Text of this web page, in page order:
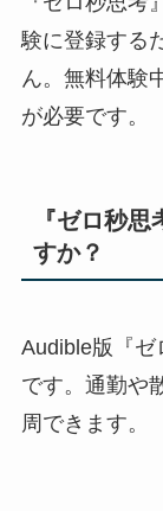
験に登録する
ん。無料体験
が必要です。
『ゼロ秒
すか？
Audible版『ゼ
です。通勤や
周できます。